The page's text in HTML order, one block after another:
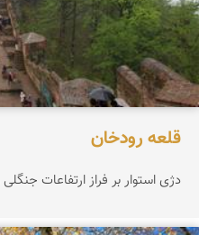
قلعه رودخان
دژی استوار بر فراز ارتفاعات